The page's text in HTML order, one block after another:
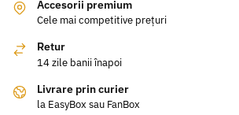
Accesorii premium
Cele mai competitive prețuri
Retur
14 zile banii înapoi
Livrare prin curier
la EasyBox sau FanBox